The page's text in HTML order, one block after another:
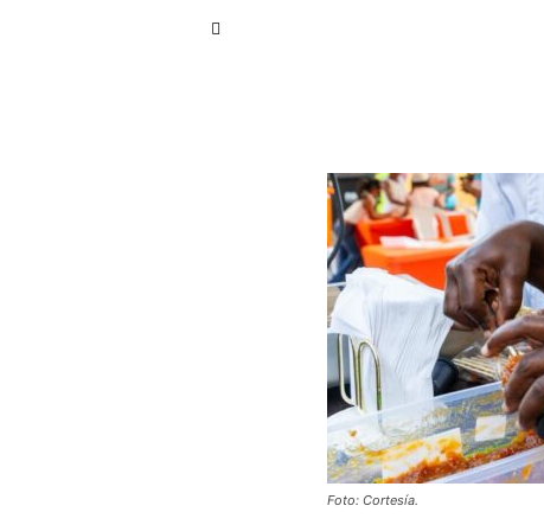
Foto: Cortesía.